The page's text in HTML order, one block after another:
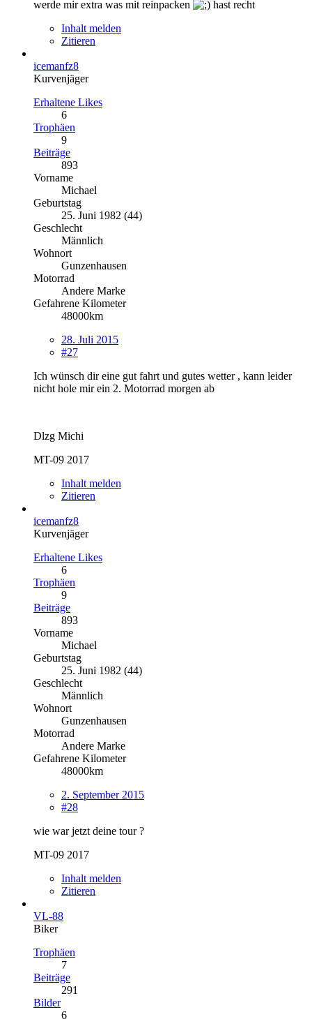
werde mir extra was mit reinpacken
hast recht
Inhalt melden
Zitieren
icemanfz8
Kurvenjäger
Erhaltene Likes
6
Trophäen
9
Beiträge
893
Vorname
Michael
Geburtstag
25. Juni 1982 (44)
Geschlecht
Männlich
Wohnort
Gunzenhausen
Motorrad
Andere Marke
Gefahrene Kilometer
48000km
28. Juli 2015
#27
Ich wünsch dir eine gut fahrt und gutes wetter , kann leider
nicht hole mir ein 2. Motorrad morgen ab
Dlzg Michi
MT-09 2017
Inhalt melden
Zitieren
icemanfz8
Kurvenjäger
Erhaltene Likes
6
Trophäen
9
Beiträge
893
Vorname
Michael
Geburtstag
25. Juni 1982 (44)
Geschlecht
Männlich
Wohnort
Gunzenhausen
Motorrad
Andere Marke
Gefahrene Kilometer
48000km
2. September 2015
#28
wie war jetzt deine tour ?
MT-09 2017
Inhalt melden
Zitieren
VL-88
Biker
Trophäen
7
Beiträge
291
Bilder
6